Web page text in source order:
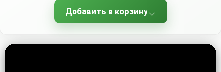
Добавить в корзину